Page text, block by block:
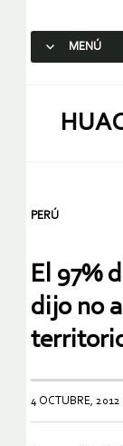
MENÚ
PERÚ
El 97%
dijo no
4 OCTUBRE, 2012